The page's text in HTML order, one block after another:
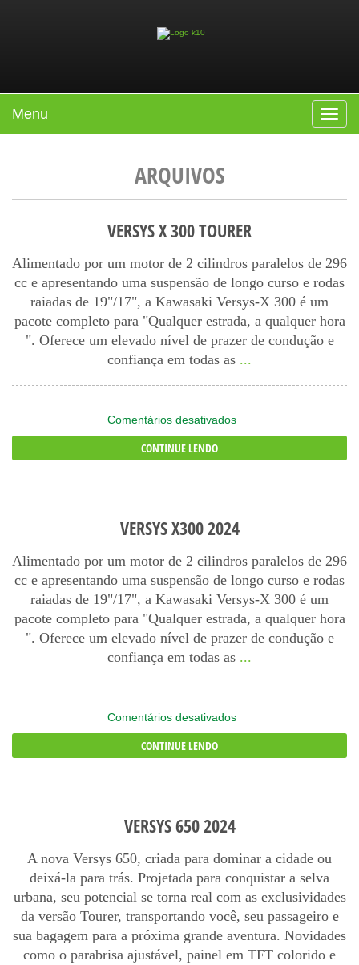
Toggle
Menu
ARQUIVOS
VERSYS X 300 TOURER
Alimentado por um motor de 2 cilindros paralelos de 296
cc e apresentando uma suspensão de longo curso e rodas
raiadas de 19"/17", a Kawasaki Versys-X 300 é um
pacote completo para "Qualquer estrada, a qualquer hora
". Oferece um elevado nível de prazer de condução e
confiança em todas as ...
Comentários desativadosem
Versys
CONTINUE LENDO
VERSYS X300 2024
Alimentado por um motor de 2 cilindros paralelos de 296
cc e apresentando uma suspensão de longo curso e rodas
raiadas de 19"/17", a Kawasaki Versys-X 300 é um
pacote completo para "Qualquer estrada, a qualquer hora
". Oferece um elevado nível de prazer de condução e
confiança em todas as ...
Comentários desativadosem
Versys
CONTINUE LENDO
VERSYS 650 2024
A nova Versys 650, criada para dominar a cidade ou
deixá-la para trás. Projetada para conquistar a selva
urbana, seu potencial se torna real com as exclusividades
da versão Tourer, transportando você, seu passageiro e
sua bagagem para a próxima grande aventura. Novidades
como o parabrisa ajustável, painel em TFT colorido e